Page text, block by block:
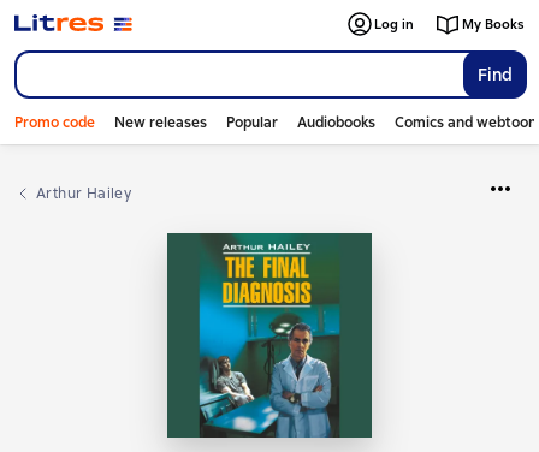
Find
Log in My Books
Promo code New releases Popular Audiobooks Comics and
Arthur Hailey